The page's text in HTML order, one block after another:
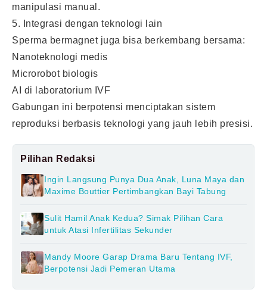
manipulasi manual.
5. Integrasi dengan teknologi lain
Sperma bermagnet juga bisa berkembang bersama:
Nanoteknologi medis
Microrobot biologis
AI di laboratorium IVF
Gabungan ini berpotensi menciptakan sistem
reproduksi berbasis teknologi yang jauh lebih presisi.
Pilihan Redaksi
Ingin Langsung Punya Dua Anak, Luna Maya dan
Maxime Bouttier Pertimbangkan Bayi Tabung
Sulit Hamil Anak Kedua? Simak Pilihan Cara
untuk Atasi Infertilitas Sekunder
Mandy Moore Garap Drama Baru Tentang IVF,
Berpotensi Jadi Pemeran Utama